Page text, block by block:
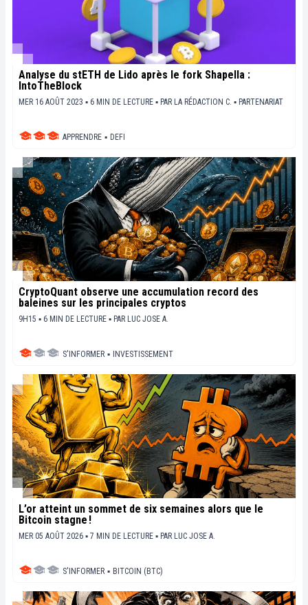
Analyse du stETH de Lido après le fork Shapella :
IntoTheBlock
MER 16 AOÛT 2023 ▪ 6 MIN DE LECTURE ▪ PAR LA RÉDACTION C. ▪ PARTENARIAT
APPRENDRE ▪ DEFI
CryptoQuant observe une accumulation record des
baleines sur les principales cryptos
9H15 ▪ 6 MIN DE LECTURE ▪ PAR LUC JOSE A.
S'INFORMER ▪ INVESTISSEMENT
L’or atteint un sommet de six semaines alors que le
Bitcoin stagne !
MER 05 AOÛT 2026 ▪ 7 MIN DE LECTURE ▪ PAR LUC JOSE A.
S'INFORMER ▪ BITCOIN (BTC)